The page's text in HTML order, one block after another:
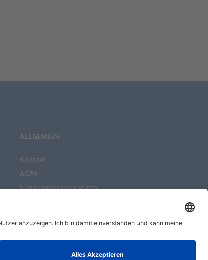
ALLGEMEIN
Kontakt
AGBs
Nutzungsbedingungen